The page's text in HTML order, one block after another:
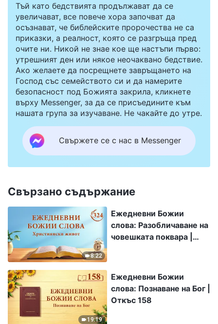
Тъй като бедствията продължават да се
увеличават, все повече хора започват да
осъзнават, че библейските пророчества не са
приказки, а реалност, която се разгръща пред
очите ни. Никой не знае кое ще настъпи първо:
утрешният ден или някое неочаквано бедствие.
Ако желаете да посрещнете завръщането на
Господ със семейството си и да намерите
безопасност под Божията закрила, кликнете
върху Messenger, за да се присъедините към
нашата група за изучаване. Не чакайте до утре.
Свържете се с нас в Messenger
Свързано съдържание
8:22
Ежедневни Божии
слова: Разобличаване на
човешката поквара |
19:19
Ежедневни Божии
слова: Познаване на Бог |
Откъс 158